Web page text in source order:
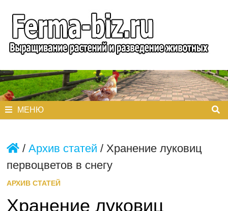
содержимому
МЕНЮ
/ Архив статей / Хранение луковиц
первоцветов в снегу
АРХИВ СТАТЕЙ
Хранение луковиц